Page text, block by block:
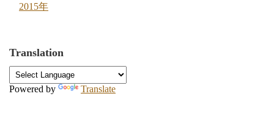
2015年
Translation
Powered by Translate